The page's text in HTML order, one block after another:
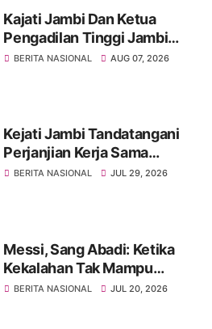
Kajati Jambi Dan Ketua
Pengadilan Tinggi Jambi
Berkomitmen Perkuat
BERITA NASIONAL AUG 07, 2026
Kejati Jambi Tandatangani
Perjanjian Kerja Sama
Dengan PT Pertamina EP,
BERITA NASIONAL JUL 29, 2026
Messi, Sang Abadi: Ketika
Kekalahan Tak Mampu
Menghapus Keagungan
BERITA NASIONAL JUL 20, 2026